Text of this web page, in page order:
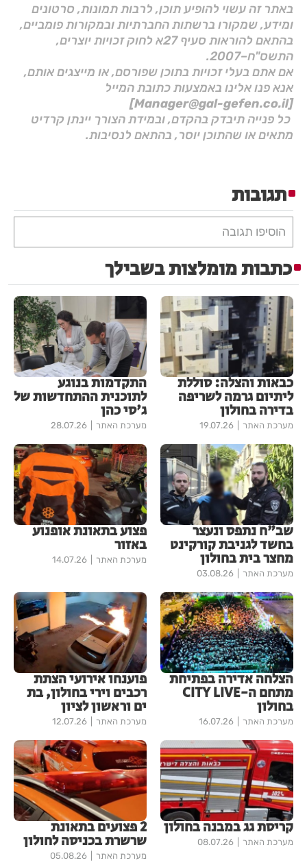
באתר זה עשוי להופיע תוכן, לרבות תמונות, סרטונים
ומידע, שמקורו ברשתות החברתיות ובמקורות פומביים,
בהתאם להוראות סעיף 27א לחוק זכויות יוצרים,
התשס"ח–2007.
אם אתם בעלי זכויות בתוכן שפורסם, או מייצגים אותם,
אנא פנו אלינו באמצעות כתובת המייל
[Manager@gal-gefen.co.il]
כל פנייה תיבדק בהקדם, ובמידת הצורך יינתן קרדיט
מתאים או שהתוכן יוסר, בהתאם לנסיבות.
תגובות
הוסיפו תגובה
כתבות מומלצות בשבילך
כבאות והצלה: סוללת
ליתיום גרמה לשריפה
בדירה בחולון
מערכת האתר 19.07.26
התקדמות בנוגע
לתוכנית ההתחדשות של
ג'סי כהן
מערכת האתר 28.07.26
שב"ח נתפס ונעצר
בחשד לגניבת קורקינט
מחצר בית בחולון
מערכת האתר 03.08.26
פצוע בתאונת אופנוע
באזור
מערכת האתר 14.07.26
הצלחה אדירה בפתיחת
מתחם ה-CITY LIVE
בחולון
מערכת האתר 16.07.26
פוענחו אירועי הצתת
רכבים וירי בחולון, בת
ים וראשון לציון
מערכת האתר 12.07.26
קריסת גג במבנה בחולון
מערכת האתר 08.07.26
2 פצועים בתאונת
שרשרת בכניסה לחולון
מערכת האתר 05.08.26